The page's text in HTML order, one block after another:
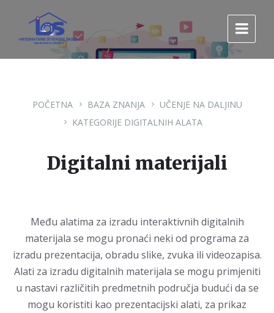
sadržaj
glavnu
navigaciju.
POČETNA BAZA ZNANJA
UČENJE NA DALJINU
KATEGORIJE DIGITALNIH ALATA
Digitalni materijali
Među alatima za izradu interaktivnih digitalnih
materijala se mogu pronaći neki od programa za
izradu prezentacija, obradu slike, zvuka ili videozapisa.
Alati za izradu digitalnih materijala se mogu primjeniti
u nastavi različitih predmetnih područja budući da se
mogu koristiti kao prezentacijski alati, za prikaz